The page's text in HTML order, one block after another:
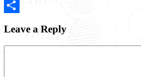
Email
Leave a Reply